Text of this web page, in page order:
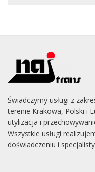
Świadczymy usługi z
terenie Krakowa, Polski i
utylizacja i
Wszystkie usługi
doświadczeniu i